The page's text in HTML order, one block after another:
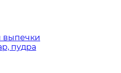
выпечки
пудра